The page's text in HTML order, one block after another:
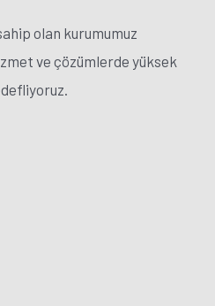
olan kurumumuz
ve çözümlerde yüksek